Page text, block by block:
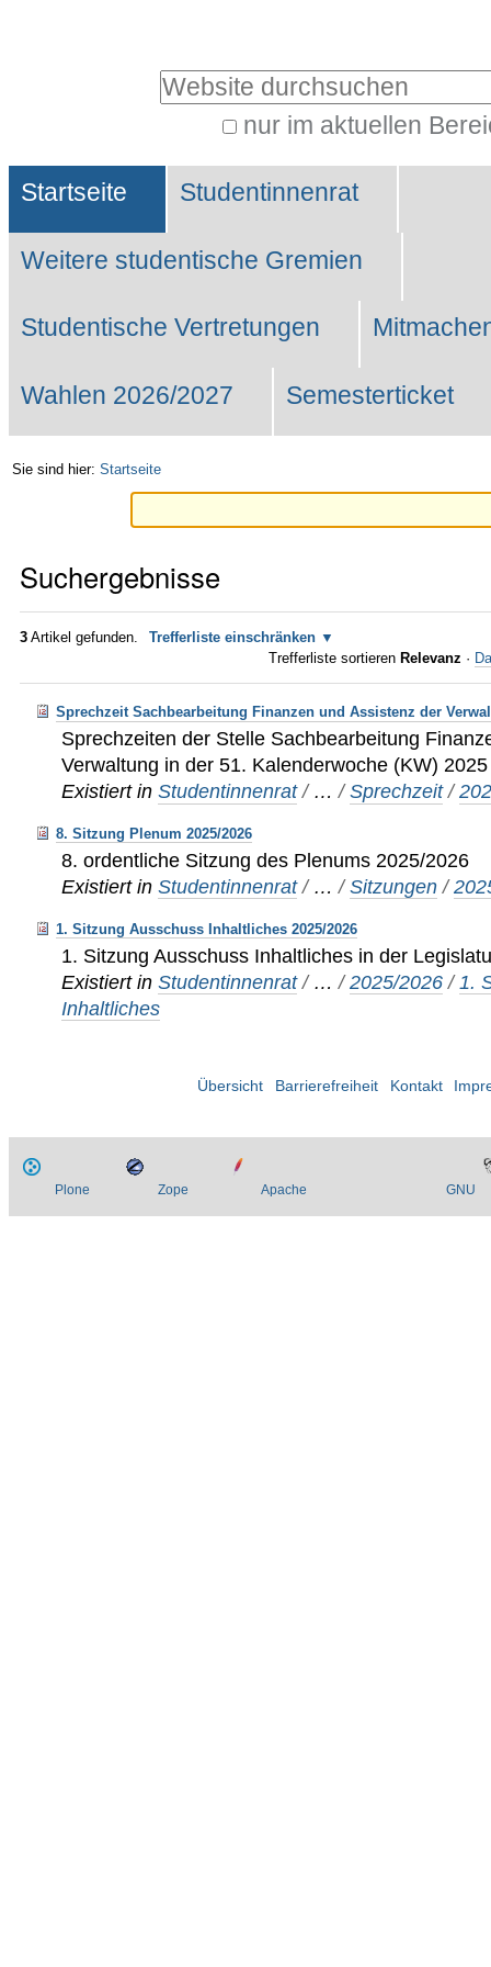
Website durchsuchen
nur im aktuellen
Suche…
Sektionen
Startseite Studentinnenrat
Weitere studentische Gremien
Studentische Vertretungen
Wahlen 2026/2027 Semesterticket
Sie sind hier: Startseite
Suchergebnisse
3 Artikel gefunden.
Trefferliste einschränken
Trefferliste sortieren Relevanz ·
Sprechzeit Sachbearbeitung Finanzen und Assistenz der
Sprechzeiten der Stelle Sachbearbeitung
Verwaltung in der 51. Kalenderwoche (KW)
Existiert in Studentinnenrat / …/Sprechzeit /
8. Sitzung Plenum 2025/2026
8. ordentliche Sitzung des Plenums 2025/2026
Existiert in Studentinnenrat / …/Sitzungen /
1. Sitzung Ausschuss Inhaltliches 2025/2026
1. Sitzung Ausschuss Inhaltliches in der
Existiert in Studentinnenrat / …/2025/2026 /1.
Inhaltliches
Übersicht Barrierefreiheit Kontakt
Plone Zope Apache GNU